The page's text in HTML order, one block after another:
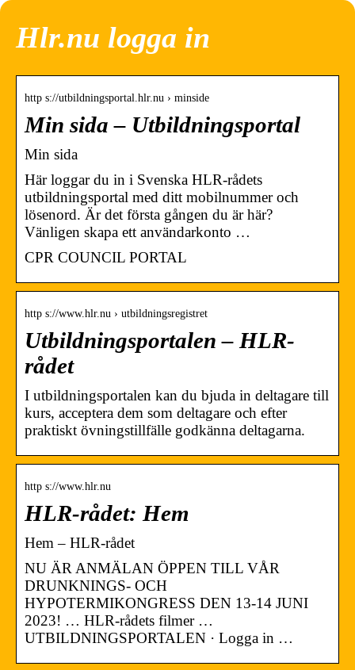
Hlr.nu logga in
http s://utbildningsportal.hlr.nu › minside
Min sida – Utbildningsportal
Min sida
Här loggar du in i Svenska HLR-rådets
utbildningsportal med ditt mobilnummer och
lösenord. Är det första gången du är här?
Vänligen skapa ett användarkonto …
CPR COUNCIL PORTAL
http s://www.hlr.nu › utbildningsregistret
Utbildningsportalen – HLR-
rådet
I utbildningsportalen kan du bjuda in deltagare till
kurs, acceptera dem som deltagare och efter
praktiskt övningstillfälle godkänna deltagarna.
http s://www.hlr.nu
HLR-rådet: Hem
Hem – HLR-rådet
NU ÄR ANMÄLAN ÖPPEN TILL VÅR
DRUNKNINGS- OCH
HYPOTERMIKONGRESS DEN 13-14 JUNI
2023! … HLR-rådets filmer …
UTBILDNINGSPORTALEN · Logga in …